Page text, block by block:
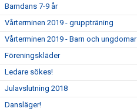
Barndans 7-9 år
Vårterminen 2019 - gruppträning
Vårterminen 2019 - Barn och ungdomar
Föreningskläder
Ledare sökes!
Julavslutning 2018
Dansläger!